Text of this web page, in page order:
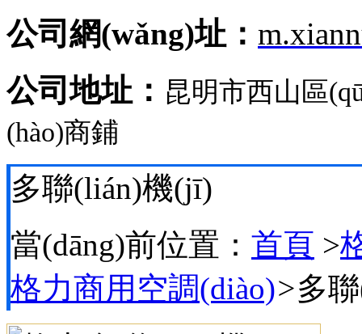
公司網(wǎng)址：
公司地址： 昆明市西山區
(hào)商鋪
多聯(lián)機(jī)
當(dāng)前位置： 首頁 >
格力商用空調(diào)>多